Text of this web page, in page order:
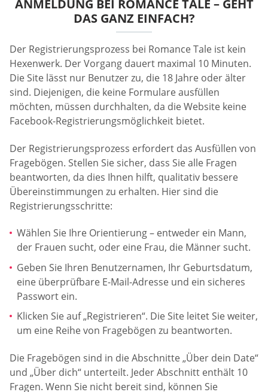
ANMELDUNG BEI ROMANCE TALE – GEHT
DAS GANZ EINFACH?
Der Registrierungsprozess bei Romance Tale ist kein
Hexenwerk. Der Vorgang dauert maximal 10 Minuten.
Die Site lässt nur Benutzer zu, die 18 Jahre oder älter
sind. Diejenigen, die keine Formulare ausfüllen
möchten, müssen durchhalten, da die Website keine
Facebook-Registrierungsmöglichkeit bietet.
Der Registrierungsprozess erfordert das Ausfüllen von
Fragebögen. Stellen Sie sicher, dass Sie alle Fragen
beantworten, da dies Ihnen hilft, qualitativ bessere
Übereinstimmungen zu erhalten. Hier sind die
Registrierungsschritte:
Wählen Sie Ihre Orientierung – entweder ein Mann,
der Frauen sucht, oder eine Frau, die Männer sucht.
Geben Sie Ihren Benutzernamen, Ihr Geburtsdatum,
eine überprüfbare E-Mail-Adresse und ein sicheres
Passwort ein.
Klicken Sie auf „Registrieren“. Die Site leitet Sie weiter,
um eine Reihe von Fragebögen zu beantworten.
Die Fragebögen sind in die Abschnitte „Über dein Date“
und „Über dich“ unterteilt. Jeder Abschnitt enthält 10
Fragen. Wenn Sie nicht bereit sind, können Sie